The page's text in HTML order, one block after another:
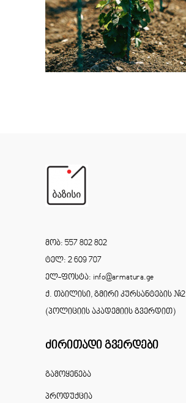
მობ: 557 802 802
ტელ: 2 609 707
ელ-ფოსტა: info@armatura.ge
ქ. თბილისი, გმირი კურსანტების #2
(პოლიციის აკადემიის გვერდით)
ძირითადი გვერდები
გამოყენება
პროდუქცია